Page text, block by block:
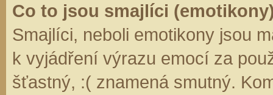
Co to jsou smajlíci
Smajlíci, neboli emotikony jsou
k vyjádření výrazu emocí za
šťastný, :( znamená smutný.